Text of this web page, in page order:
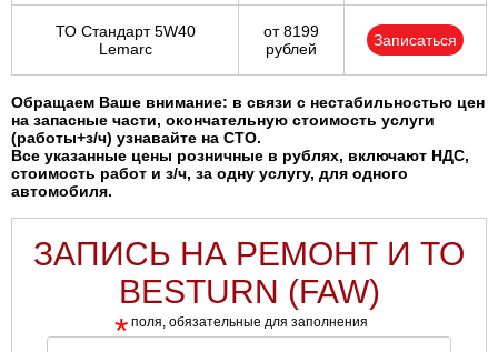
ТО Стандарт 5W40
Lemarc
от 8199
рублей
Записаться
Обращаем Ваше внимание: в связи с нестабильностью цен
на запасные части, окончательную стоимость услуги
(работы+з/ч) узнавайте на СТО.
Все указанные цены розничные в рублях, включают НДС,
стоимость работ и з/ч, за одну услугу, для одного
автомобиля.
ЗАПИСЬ НА РЕМОНТ И ТО
BESTURN (FAW)
* поля, обязательные для заполнения